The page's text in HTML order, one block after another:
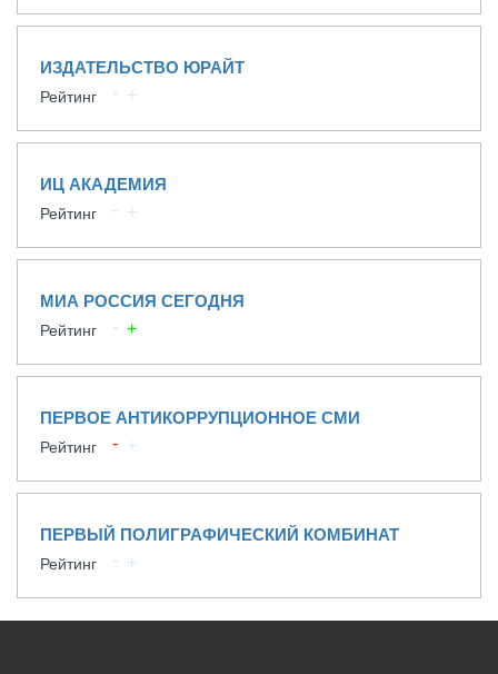
ИЗДАТЕЛЬСТВО ЮРАЙТ
Рейтинг
ИЦ АКАДЕМИЯ
Рейтинг
МИА РОССИЯ СЕГОДНЯ
Рейтинг
ПЕРВОЕ АНТИКОРРУПЦИОННОЕ СМИ
Рейтинг
ПЕРВЫЙ ПОЛИГРАФИЧЕСКИЙ КОМБИНАТ
Рейтинг